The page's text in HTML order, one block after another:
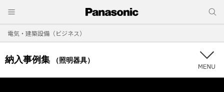
電気・建築設備（ビジネス）
納入事例集 （照明器具）